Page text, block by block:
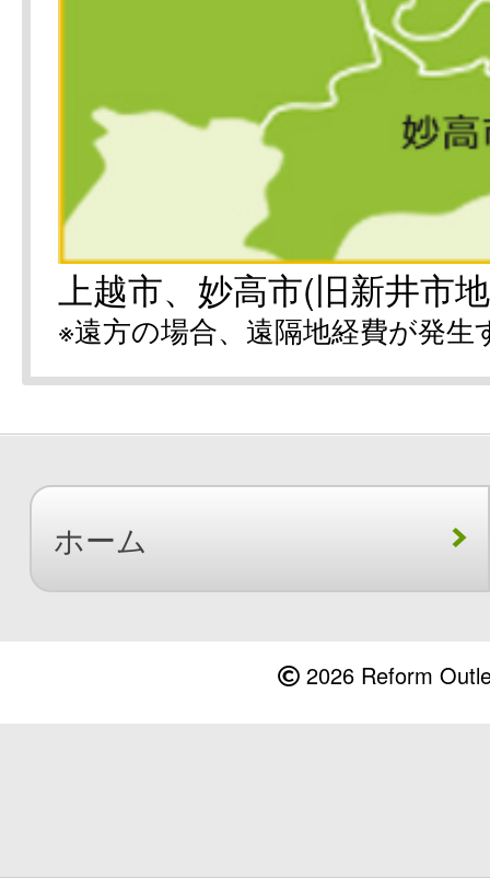
上越市、妙高市(旧新井市
※遠方の場合、遠隔地経費が発
ホーム
2026 Reform